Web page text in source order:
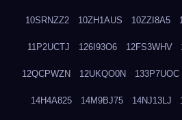
10SRNZZ2 10ZH1AUS 10ZZI8A5
11P2UCTJ 126I93O6 12FS3WHV
12QCPWZN 12UKQO0N 133P7UOC
14H4A825 14M9BJ75 14NJ13LJ